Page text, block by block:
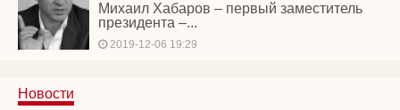
Михаил Хабаров – первый заместитель
президента –...
2019-12-06 19:29
Новости